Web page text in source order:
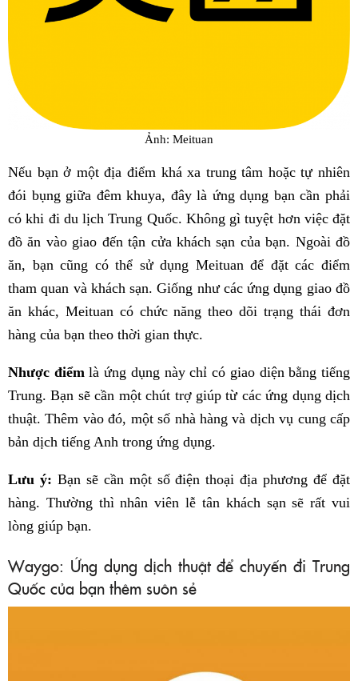
Ảnh: Meituan
Nếu bạn ở một địa điểm khá xa trung tâm hoặc tự nhiên
đói bụng giữa đêm khuya, đây là ứng dụng bạn cần phải
có khi đi du lịch Trung Quốc. Không gì tuyệt hơn việc đặt
đồ ăn vào giao đến tận cửa khách sạn của bạn. Ngoài đồ
ăn, bạn cũng có thể sử dụng Meituan để đặt các điểm
tham quan và khách sạn. Giống như các ứng dụng giao đồ
ăn khác, Meituan có chức năng theo dõi trạng thái đơn
hàng của bạn theo thời gian thực.
Nhược điểmlà ứng dụng này chỉ có giao diện bằng tiếng
Trung. Bạn sẽ cần một chút trợ giúp từ các ứng dụng dịch
thuật. Thêm vào đó, một số nhà hàng và dịch vụ cung cấp
bản dịch tiếng Anh trong ứng dụng.
Lưu ý: Bạn sẽ cần một số điện thoại địa phương để đặt
hàng. Thường thì nhân viên lễ tân khách sạn sẽ rất vui
lòng giúp bạn.
Waygo: Ứng dụng dịch thuật để chuyến đi Trung
Quốc của bạn thêm suôn sẻ